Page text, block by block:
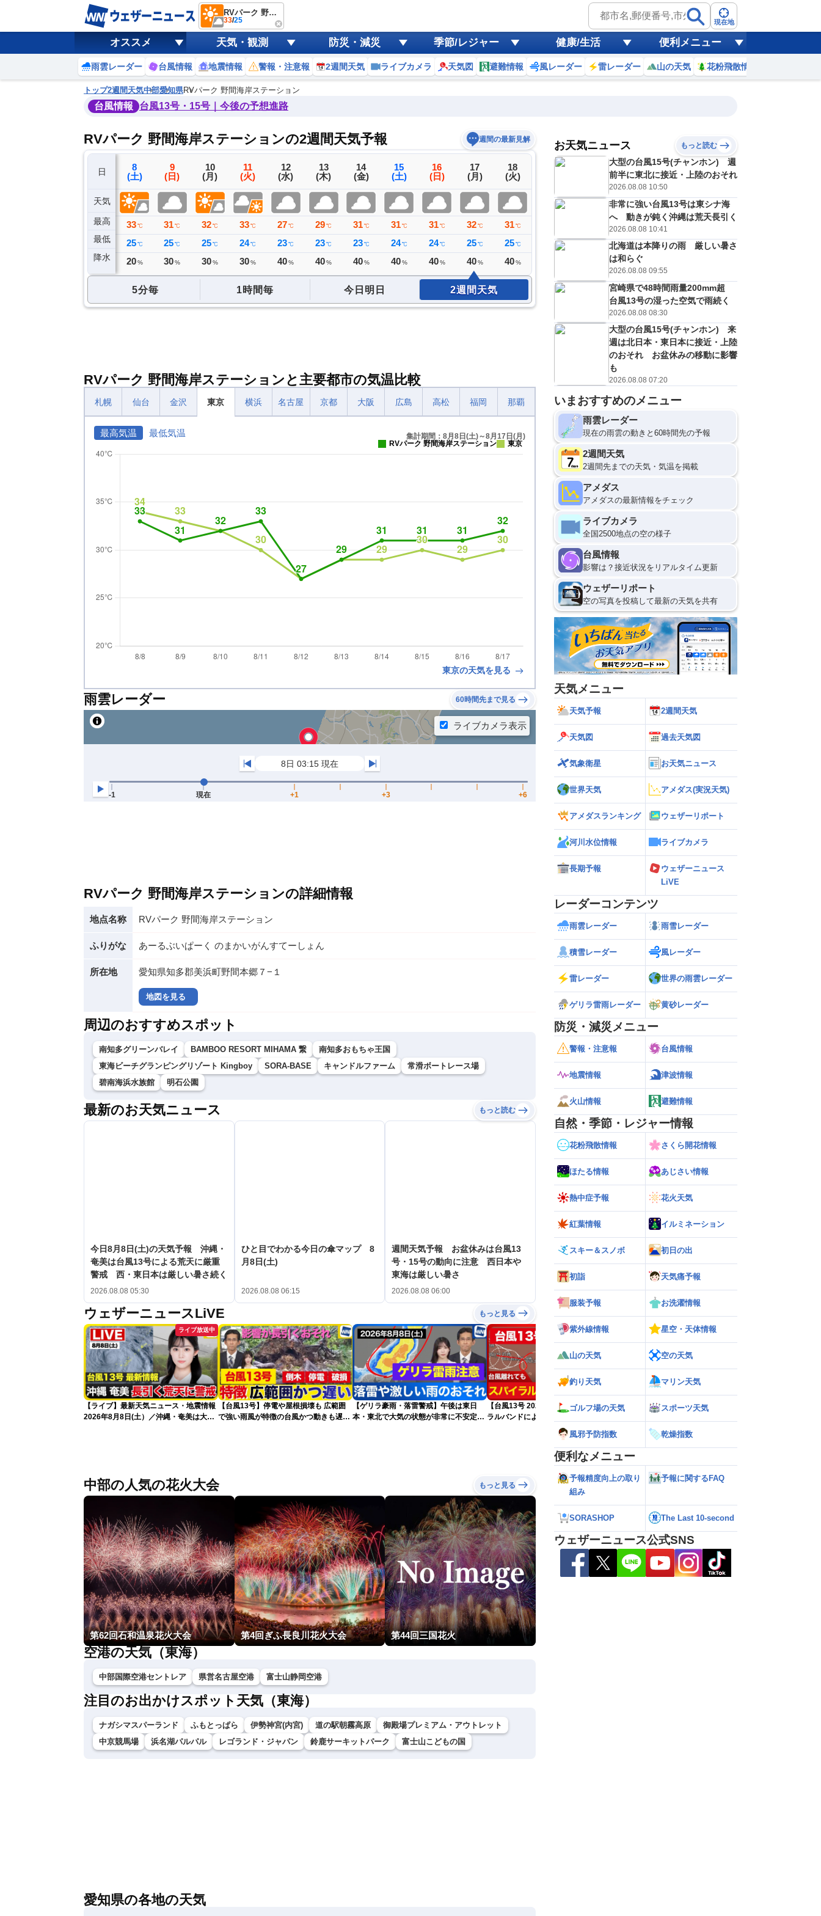
RVパーク 野間海岸ステーション
33/25 現在地
オススメ 天気・観測 防災・減災 季節/レジャー 健康/生活 便利メニュー
雨雲レーダー 台風情報 地震情報 警報・注意報 2週間天気 ライブカメラ 天気図 避難情報 風レーダー 雷レーダー 山の天気 花粉飛散情報
トップ2週間天気中部愛知県RVパーク 野間海岸ステーション
台風情報 台風13号・15号｜今後の予想進路
RVパーク 野間海岸ステーションの2週間天気予報 週間の最新見解
日
天気
最高
最低
降水
7
(金)
34℃
26℃
ミリ
8
(土)
33 ℃
25 ℃
20 %
9
(日)
31 ℃
25 ℃
30 %
10
(月)
32 ℃
25 ℃
30 %
11
(火)
33 ℃
24℃
30 %
12
(水)
27℃
23℃
40%
13
(木)
29℃
23℃
40%
14
(金)
31℃
23℃
40%
15
(土)
31℃
24℃
40%
16
(日)
31 ℃
24 ℃
40 %
17
(月)
32 ℃
25 ℃
40 %
18
(火)
31 ℃
25 ℃
40 %
19
℃ 25
21
(金)
D
32 ℃
25℃
30%
22
(土)
E
31
25℃
予報の
信頼度
B
C
D
低
？
5分毎 1時間毎 今日明日 2週間天気
RVパーク 野間海岸ステーションと主要都市の気温比較
札幌 仙台 金沢 東京 横浜 名古屋 京都 大阪 広島 高松 福岡 那覇
最高気温 最低気温
集計期間：8月8日(土)～8月17日(月)
RVパーク 野間海岸ステーション
東京
東京の天気を見る
雨雲レーダー 60時間先まで見る
RVパーク 野間海岸ステーションの詳細情報
地点名称 RVパーク 野間海岸ステーション
ふりがな あーるぶいぱーく のまかいがんすてーしょん
所在地 愛知県知多郡美浜町野間本郷７−１
地図を見る
周辺のおすすめスポット
南知多グリーンバレイ BAMBOO RESORT MIHAMA 繋
南知多おもちゃ王国
東海ビーチグランピングリゾート Kingboy
SORA-BASE キャンドルファーム
常滑ボートレース場
碧南海浜水族館
明石公園
最新のお天気ニュース もっと読む
今日8月8日(土)の天気予報 沖縄・
奄美は台風13号による荒天に厳重
警戒 西・東日本は厳しい暑さ続く
2026.08.08 05:30
ひと目でわかる今日の傘マップ 8
月8日(土)
2026.08.08 06:15
週間天気予報 お盆休みは台風13
号・15号の動向に注意 西日本や
東海は厳しい暑さ
2026.08.08 06:00
ウェザーニュースLiVE もっと見る
ライブ放送中
【ライブ】最新天気ニュース・地震情報
2026年8月8日(土）／沖縄・奄美は大荒
【台風13号】停電や屋根損壊も 広範囲
で強い雨風が特徴の台風かつ動きも遅く
【ゲリラ豪雨・落雷警戒】午後は東日
本・東北で大気の状態が非常に不安定に
【台風13号 2026】台風離れてもスパイ
ラルバンドによる大雨警戒（8日6時情
【台風15号 2026】お盆休みの天気に影
中部の人気の花火大会 もっと見る
第62回石和温泉花火大会 第4回ぎふ長良川花火大会 第44回三国花火
空港の天気（東海）
中部国際空港セントレア 県営名古屋空港 富士山静岡空港
注目のお出かけスポット天気（東海）
ナガシマスパーランド ふもとっぱら 伊勢神宮(内宮) 道の駅朝霧高原
御殿場プレミアム・アウトレット
中京競馬場
浜名湖パルパル レゴランド・ジャパン 鈴鹿サーキットパーク 富士山こどもの国
愛知県の各地の天気
お天気ニュース もっと読む
大型の台風15号(チャンホン) 週
前半に東北に接近・上陸のおそれ
2026.08.08 10:50
非常に強い台風13号は東シナ海
へ 動きが鈍く沖縄は荒天長引く
2026.08.08 10:41
北海道は本降りの雨 厳しい暑さ
は和らぐ
2026.08.08 09:55
宮崎県で48時間雨量200mm超
台風13号の湿った空気で雨続く
2026.08.08 08:30
大型の台風15号(チャンホン) 来
週は北日本・東日本に接近・上陸
のおそれ お盆休みの移動に影響
も
2026.08.08 07:20
いまおすすめのメニュー
雨雲レーダー
現在の雨雲の動きと60時間先の予報
2週間天気
2週間先までの天気・気温を掲載
アメダス
アメダスの最新情報をチェック
ライブカメラ
全国2500地点の空の様子
台風情報
影響は？接近状況をリアルタイム更新
ウェザーリポート
空の写真を投稿して最新の天気を共有
天気メニュー
天気予報 2週間天気
天気図 過去天気図
気象衛星 お天気ニュース
世界天気 アメダス(実況天気)
アメダスランキング ウェザーリポート
河川水位情報 ライブカメラ
長期予報
ウェザーニュース
LiVE
レーダーコンテンツ
雨雲レーダー 雨雪レーダー
積雪レーダー 風レーダー
雷レーダー 世界の雨雲レーダー
ゲリラ雷雨レーダー 黄砂レーダー
防災・減災メニュー
警報・注意報 台風情報
地震情報 津波情報
火山情報 避難情報
自然・季節・レジャー情報
花粉飛散情報 さくら開花情報
ほたる情報 あじさい情報
熱中症予報 花火天気
紅葉情報 イルミネーション
スキー＆スノボ 初日の出
初詣 天気痛予報
服装予報 お洗濯情報
紫外線情報 星空・天体情報
山の天気 空の天気
釣り天気 マリン天気
ゴルフ場の天気 スポーツ天気
風邪予防指数 乾燥指数
便利なメニュー
予報精度向上の取り
組み
予報に関するFAQ
SORASHOP The Last 10-second
ウェザーニュース公式SNS